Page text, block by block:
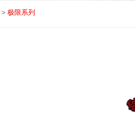
> 极限系列